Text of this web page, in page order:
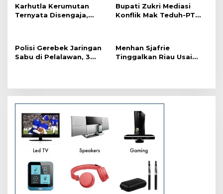
i
s
Karhutla Kerumutan
Ternyata Disengaja,
Bupati Zukri Mediasi
Konflik Mak Teduh-PT
Polisi Gerebek Jaringan
Sabu di Pelalawan, 3
Menhan Sjafrie
Tinggalkan Riau Usai